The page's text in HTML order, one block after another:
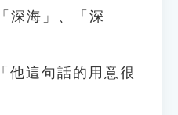
深海」、「深
他這句話的用意很